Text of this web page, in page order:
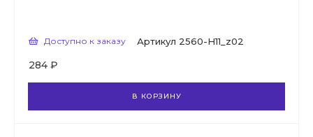
Доступно к заказу Артикул 2560-H11_z02
284 ₽
В КОРЗИНУ